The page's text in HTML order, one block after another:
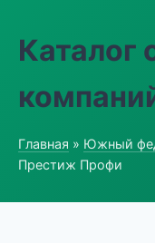
Каталог
Главная » Южный
Престиж Профи